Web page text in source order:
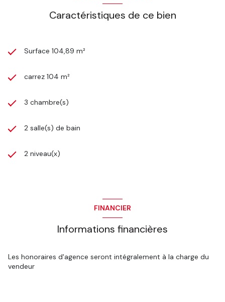
Caractéristiques de ce bien
Surface 104,89 m²
carrez 104 m²
3 chambre(s)
2 salle(s) de bain
2 niveau(x)
FINANCIER
Informations financières
Les honoraires d'agence seront intégralement à la charge du
vendeur